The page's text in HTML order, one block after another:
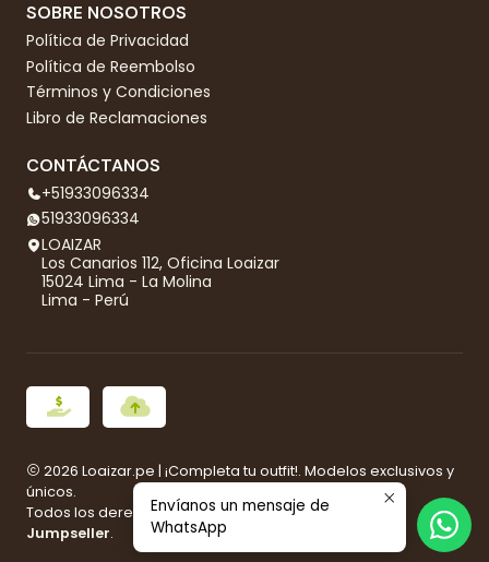
SOBRE NOSOTROS
Política de Privacidad
Política de Reembolso
Términos y Condiciones
Libro de Reclamaciones
CONTÁCTANOS
+51933096334
51933096334
LOAIZAR
Los Canarios 112, Oficina Loaizar
15024 Lima - La Molina
Lima - Perú
2026 Loaizar.pe | ¡Completa tu outfit!. Modelos exclusivos y
únicos.
Todos los derechos reservados.Desarrollado por
Jumpseller.
Envíanos un mensaje de
WhatsApp